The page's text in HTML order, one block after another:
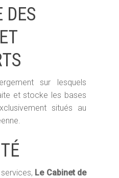
DES
sur lesquels
et stocke les bases
situés au
Le Cabinet de
Milieu scolaire
Séances individuelles
autrement :
d’expériences
Blog
FAQ